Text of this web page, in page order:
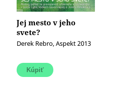
Jej mesto v jeho
svete?
Derek Rebro, Aspekt 2013